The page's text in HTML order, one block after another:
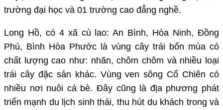
trường đại học và 01 trường cao đẳng nghề.
Long Hồ, có 4 xã cù lao: An Bình, Hòa Ninh, Đồng
Phú, Bình Hòa Phước là vùng cây trái bốn mùa có
chất lượng cao như: nhãn, chôm chôm và nhiều loại
trái cây đặc sản khác. Vùng ven sông Cổ Chiên có
nhiều nơi nuôi cá bè. Đây cũng là địa phương phát
triển mạnh du lịch sinh thái, thu hút du khách trong và